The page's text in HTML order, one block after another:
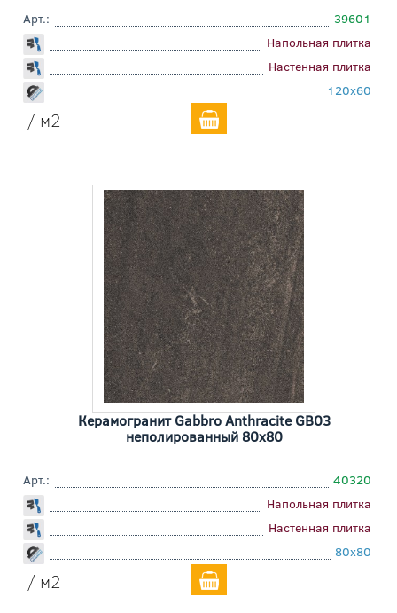
Арт.:
39601
Напольная плитка
Настенная плитка
120x60
/ м2
Керамогранит Gabbro Anthracite GB03
неполированный 80x80
Арт.:
40320
Напольная плитка
Настенная плитка
80x80
/ м2